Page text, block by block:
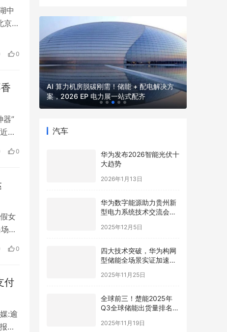
中
京、
，
0
器”
0
女
抓
0
付
:逾
网核心
AI 算力机房脱碳刚需！储能 + 配电解决方
案，2026 EP 电力展一站式配齐
汽车
华为发布2026智能光伏十
大趋势
2026年1月13日
华为数字能源助力贵州新
型电力系统技术交流会在
2025年12月5日
四大技术突破，华为构网
型储能全场景实证加速新
2025年11月25日
全球前三！楚能2025年
Q3全球储能出货量排名再
2025年11月19日